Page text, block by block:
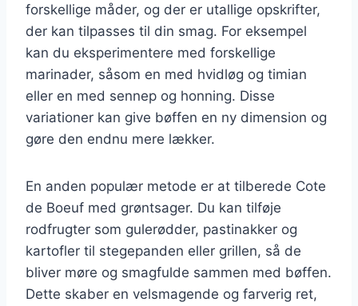
forskellige måder, og der er utallige opskrifter,
der kan tilpasses til din smag. For eksempel
kan du eksperimentere med forskellige
marinader, såsom en med hvidløg og timian
eller en med sennep og honning. Disse
variationer kan give bøffen en ny dimension og
gøre den endnu mere lækker.
En anden populær metode er at tilberede Cote
de Boeuf med grøntsager. Du kan tilføje
rodfrugter som gulerødder, pastinakker og
kartofler til stegepanden eller grillen, så de
bliver møre og smagfulde sammen med bøffen.
Dette skaber en velsmagende og farverig ret,